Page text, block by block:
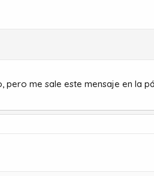
me sale este mensaje en la